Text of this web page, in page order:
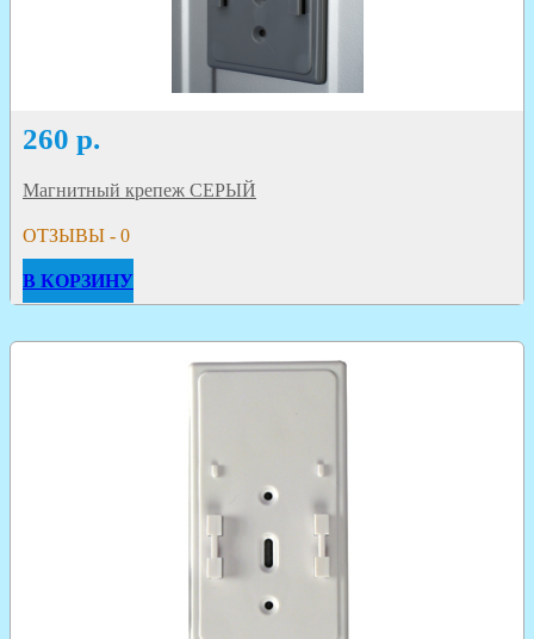
260 р.
Магнитный крепеж СЕРЫЙ
ОТЗЫВЫ - 0
В КОРЗИНУ